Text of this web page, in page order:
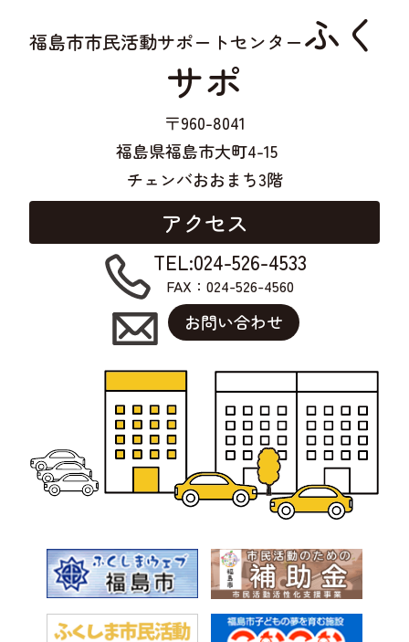
福島市市民活動サポートセンターふく
サポ
〒960-8041
福島県福島市大町4-15
チェンバおおまち3階
アクセス
TEL:024-526-4533
FAX：024-526-4560
お問い合わせ